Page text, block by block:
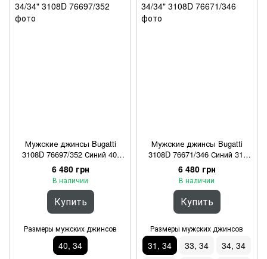
Мужские джинсы Bugatti
3108D 76697/352 Синий 40,
34/34"
6 480 грн
В наличии
Купить
Размеры мужских джинсов
40, 34
Мужские джинсы Bugatti
3108D 76671/346 Синий 31,
34/34"
6 480 грн
В наличии
Купить
Размеры мужских джинсов
31, 34 33, 34
34, 34